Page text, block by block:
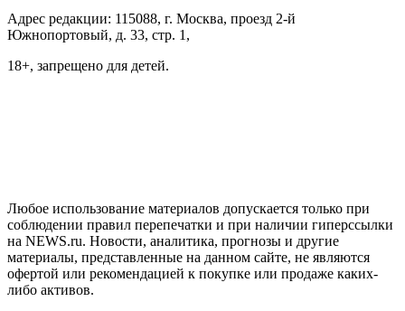
Адрес редакции: 115088, г. Москва, проезд 2-й
Южнопортовый, д. 33, стр. 1,
18+, запрещено для детей.
Любое использование материалов допускается только при
соблюдении правил перепечатки и при наличии гиперссылки
на NEWS.ru. Новости, аналитика, прогнозы и другие
материалы, представленные на данном сайте, не являются
офертой или рекомендацией к покупке или продаже каких-
либо активов.